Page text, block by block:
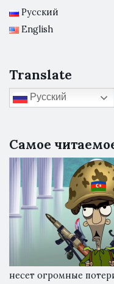
Русский
English
Translate
Русский
Самое
несет огромные